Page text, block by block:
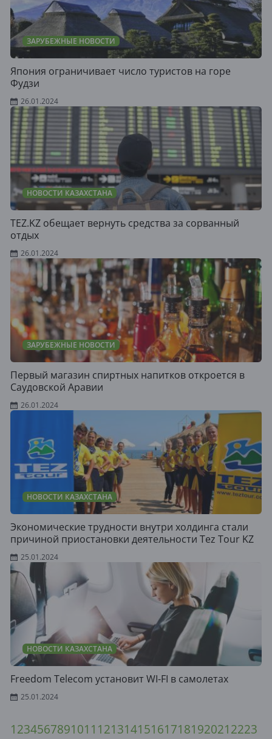
ЗАРУБЕЖНЫЕ НОВОСТИ
Япония ограничивает число туристов на горе
Фудзи
26.01.2024
НОВОСТИ КАЗАХСТАНА
TEZ.KZ обещает вернуть средства за сорванный
отдых
26.01.2024
ЗАРУБЕЖНЫЕ НОВОСТИ
Первый магазин спиртных напитков откроется в
Саудовской Аравии
26.01.2024
НОВОСТИ КАЗАХСТАНА
Экономические трудности внутри холдинга стали
причиной приостановки деятельности Tez Tour KZ
25.01.2024
НОВОСТИ КАЗАХСТАНА
Freedom Telecom установит WI-FI в самолетах
25.01.2024
1234567891011 121314151617181920212223